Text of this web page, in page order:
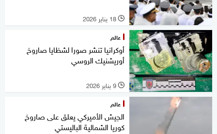
l 18 يناير 2026
عالم
أوكرانيا تنشر صورا لشظايا صاروخ
أوريشنيك الروسي
l 9 يناير 2026
عالم
الجيش الأميركي يعلق على صاروخ
كوريا الشمالية الباليستي